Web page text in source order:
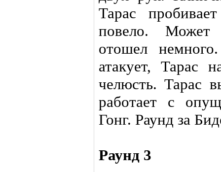
Тарас
повело.
отошел
атакует, Тарас
челюсть. Тарас
работает с
Гонг. Раунд за
Раунд 3